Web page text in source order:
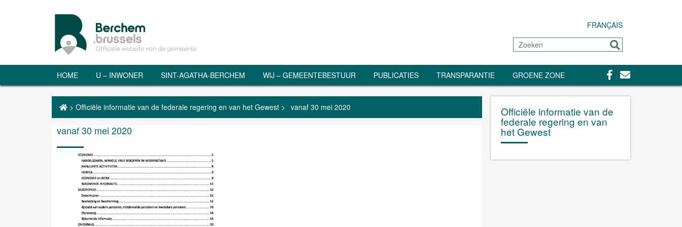
FRANÇAIS
Zoeken
Sturen
HOME U – INWONER SINT-AGATHA-BERCHEM WIJ – GEMEENTEBESTUUR PUBLICATIES TRANSPARANTIE GROENE ZONE Facebook
Contact
> Officiële informatie van de federale regering en van het Gewest > vanaf 30 mei 2020
vanaf 30 mei 2020
Officiële informatie van de
federale regering en van
het Gewest